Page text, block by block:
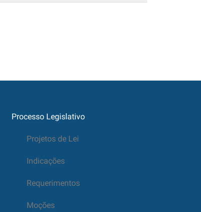
Processo Legislativo
Projetos de Lei
Indicações
Requerimentos
Moções